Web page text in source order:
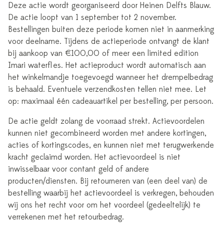
Deze actie wordt georganiseerd door Heinen Delfts Blauw.
De actie loopt van 1 september tot 2 november.
Bestellingen buiten deze periode komen niet in aanmerking
voor deelname. Tijdens de actieperiode ontvangt de klant
bij aankoop van €100,00 of meer een limited edition
Imari waterfl es. Het actieproduct wordt automatisch aan
het winkelmandje toegevoegd wanneer het drempelbedrag
is behaald. Eventuele verzendkosten tellen niet mee. Let
op: maximaal één cadeauartikel per bestelling, per persoon.
De actie geldt zolang de voorraad strekt. Actievoordelen
kunnen niet gecombineerd worden met andere kortingen,
acties of kortingscodes, en kunnen niet met terugwerkende
kracht geclaimd worden. Het actievoordeel is niet
inwisselbaar voor contant geld of andere
producten/diensten. Bij retourneren van (een deel van) de
bestelling waarbij het actievoordeel is verkregen, behouden
wij ons het recht voor om het voordeel (gedeeltelijk) te
verrekenen met het retourbedrag.